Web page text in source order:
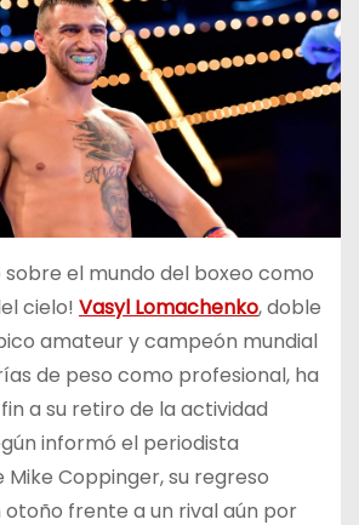
sobre el mundo del boxeo como
cielo! Vasyl Lomachenko, doble
amateur y campeón mundial
de peso como profesional, ha
a su retiro de la actividad
informó el periodista
Mike Coppinger, su regreso
frente a un rival aún por